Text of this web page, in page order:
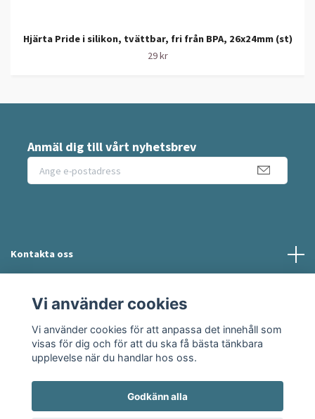
Hjärta Pride i silikon, tvättbar, fri från BPA, 26x24mm (st)
29 kr
Anmäl dig till vårt nyhetsbrev
Kontakta oss
Sociala medier
Vi använder cookies
Vi använder cookies för att anpassa det innehåll som
visas för dig och för att du ska få bästa tänkbara
upplevelse när du handlar hos oss.
Godkänn alla